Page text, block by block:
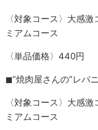
〈対象コース〉大感
ミアムコース
〈単品価格〉440円
◼︎“焼肉屋さんの”レバ
〈対象コース〉大感
ミアムコース